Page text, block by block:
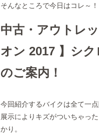
そんなところで今日はコレ～！
中古・アウトレ
オン 2017 】シ
のご案内！
今回紹介するバイクは全て一
展示によりキズがついちゃっ
かり。